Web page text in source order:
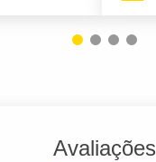
Avaliações